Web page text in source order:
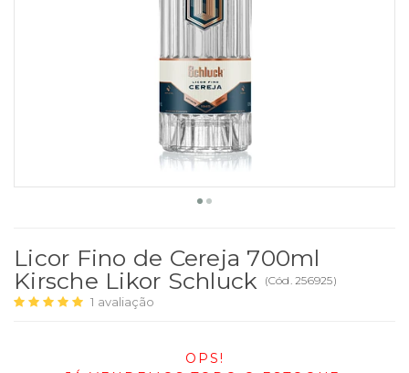
Licor Fino de Cereja 700ml
Kirsche Likor Schluck (Cód. 256925)
1 avaliação
OPS!